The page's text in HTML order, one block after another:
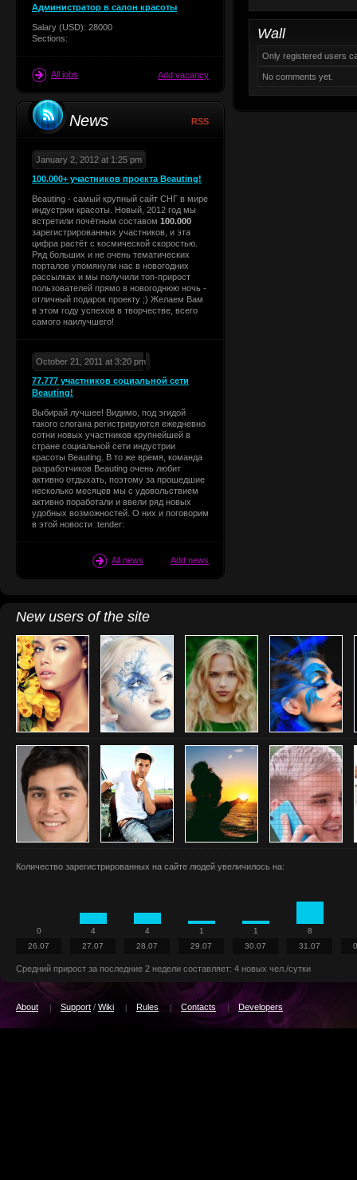
Администратор в салон красоты
Salary (USD): 28000
Sections:
All jobs Add vacancy
RSS
News
January 2, 2012 at 1:25 pm
100.000+ участников проекта Beauting!
Beauting - самый крупный сайт СНГ в мире
индустрии красоты. Новый, 2012 год мы
встретили почётным составом 100.000
зарегистрированных участников, и эта
цифра растёт с космической скоростью.
Ряд больших и не очень тематических
порталов упомянули нас в новогодних
рассылках и мы получили топ-прирост
пользователей прямо в новогоднюю ночь -
отличный подарок проекту ;) Желаем Вам
в этом году успехов в творчестве, всего
самого наилучшего!
October 21, 2011 at 3:20 pm
77.777 участников социальной сети
Beauting!
Выбирай лучшее! Видимо, под эгидой
такого слогана регистрируются ежедневно
сотни новых участников крупнейшей в
стране социальной сети индустрии
красоты Beauting. В то же время, команда
разработчиков Beauting очень любит
активно отдыхать, поэтому за прошедшие
несколько месяцев мы с удовольствием
активно поработали и ввели ряд новых
удобных возможностей. О них и поговорим
в этой новости :tender:
Add news
All news
Wall
Only registered users
No comments yet.
New users of the site
Количество зарегистрированных на сайте людей увеличилось на:
0
26.07
4
27.07
4
28.07
1
29.07
1
30.07
8
31.07
Средний прирост за последние 2 недели составляет: 4 новых чел./сутки
About Support / Wiki Rules Contacts Developers